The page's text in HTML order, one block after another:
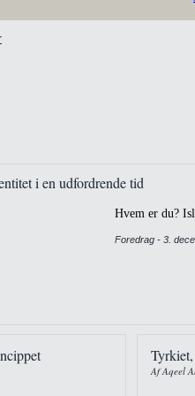
i en udfordrende tid
Hvem er du?
Foredrag - 3.
Af Aqeel